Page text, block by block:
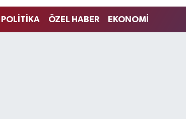
POLİTİKA ÖZEL HABER EKONOMİ